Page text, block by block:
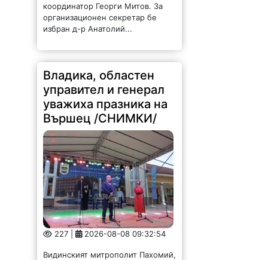
координатор Георги Митов. За
организационен секретар бе
избран д-р Анатолий...
Владика, областен
управител и генерал
уважиха празника на
Вършец /СНИМКИ/
227 | 2026-08-08 09:32:54
Видинският митрополит Пахомий,